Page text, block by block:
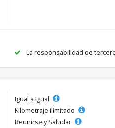
La responsabilidad de
Igual a igual
Kilometraje ilimitado
Reunirse y Saludar